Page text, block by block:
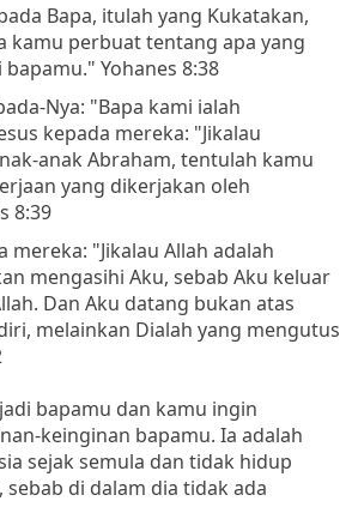
Bapa, itulah yang Kukatakan,
kamu perbuat tentang apa yang
Yohanes 8:38
Nya: "Bapa kami ialah
kepada mereka: "Jikalau
anak Abraham, tentulah kamu
yang dikerjakan oleh
8:39
mereka: "Jikalau Allah adalah
mengasihi Aku, sebab Aku keluar
Dan Aku datang bukan atas
melainkan Dialah yang mengutus
bapamu dan kamu ingin
keinginan bapamu. Ia adalah
sejak semula dan tidak hidup
sebab di dalam dia tidak ada